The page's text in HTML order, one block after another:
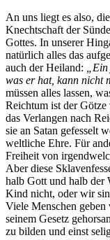
An uns liegt es also,
Knechtschaft der
Gottes. In unserer
natürlich alles das
auch der Heiland:
was er hat, kann nicht
müssen alles lassen,
Reichtum ist der
das Verlangen nach
sie an Satan gefesselt
weltliche Ehre. Für
Freiheit von
Aber diese
halb Gott und halb der
Kind nicht, oder wir
Viele Menschen
seinem Gesetz
zu bilden und einst